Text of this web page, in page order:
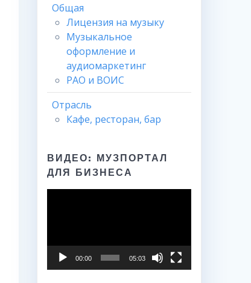
Общая
Лицензия на музыку
Музыкальное
оформление и
аудиомаркетинг
РАО и ВОИС
Отрасль
Кафе, ресторан, бар
ВИДЕО: МУЗПОРТАЛ
ДЛЯ БИЗНЕСА
00:00 05:03